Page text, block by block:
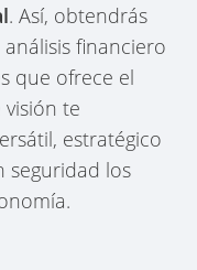
. Así, obtendrás
financiero
que ofrece el
te
estratégico
seguridad los